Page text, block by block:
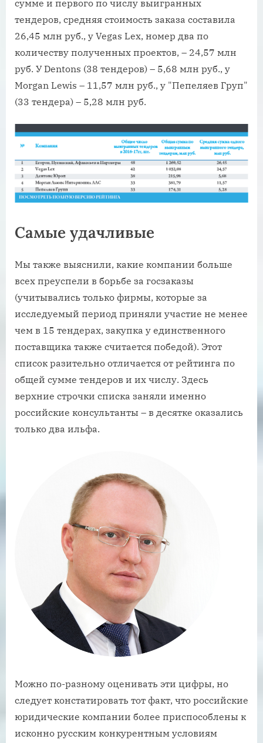
сумме и первого по числу выигранных
тендеров, средняя стоимость заказа составила
26,45 млн руб., у Vegas Lex, номер два по
количеству полученных проектов, – 24,57 млн
руб. У Dentons (38 тендеров) – 5,68 млн руб., у
Morgan Lewis – 11,57 млн руб., у "Пепеляев Груп"
(33 тендера) – 5,28 млн руб.
Самые удачливые
Мы также выяснили, какие компании больше
всех преуспели в борьбе за госзаказы
(учитывались только фирмы, которые за
исследуемый период приняли участие не менее
чем в 15 тендерах, закупка у единственного
поставщика также считается победой). Этот
список разительно отличается от рейтинга по
общей сумме тендеров и их числу. Здесь
верхние строчки списка заняли именно
российские консультанты – в десятке оказались
только два ильфа.
Можно по-разному оценивать эти цифры, но
следует констатировать тот факт, что российские
юридические компании более приспособлены к
исконно русским конкурентным условиям